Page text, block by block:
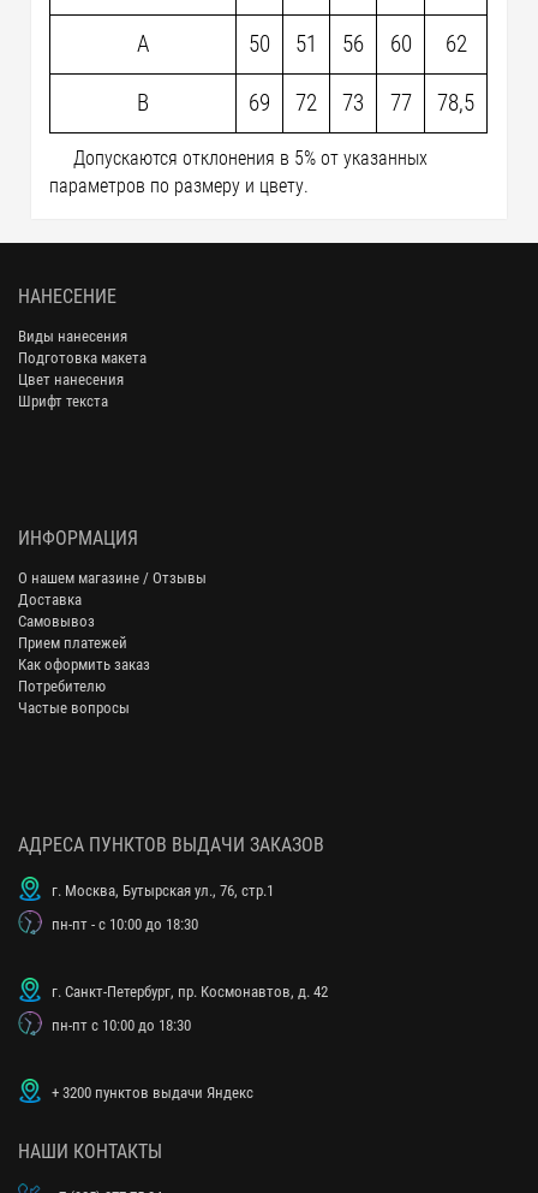
A 50 51 56 60 62
B 69 72 73 77 78,5
Допускаются отклонения в 5% от указанных
параметров по размеру и цвету.
НАНЕСЕНИЕ
Виды нанесения
Подготовка макета
Цвет нанесения
Шрифт текста
ИНФОРМАЦИЯ
О нашем магазине / Отзывы
Доставка
Самовывоз
Прием платежей
Как оформить заказ
Потребителю
Частые вопросы
АДРЕСА ПУНКТОВ ВЫДАЧИ ЗАКАЗОВ
г. Москва, Бутырская ул., 76, стр.1
пн-пт - с 10:00 до 18:30
г. Санкт-Петербург, пр. Космонавтов, д. 42
пн-пт с 10:00 до 18:30
+ 3200 пунктов выдачи Яндекс
НАШИ КОНТАКТЫ